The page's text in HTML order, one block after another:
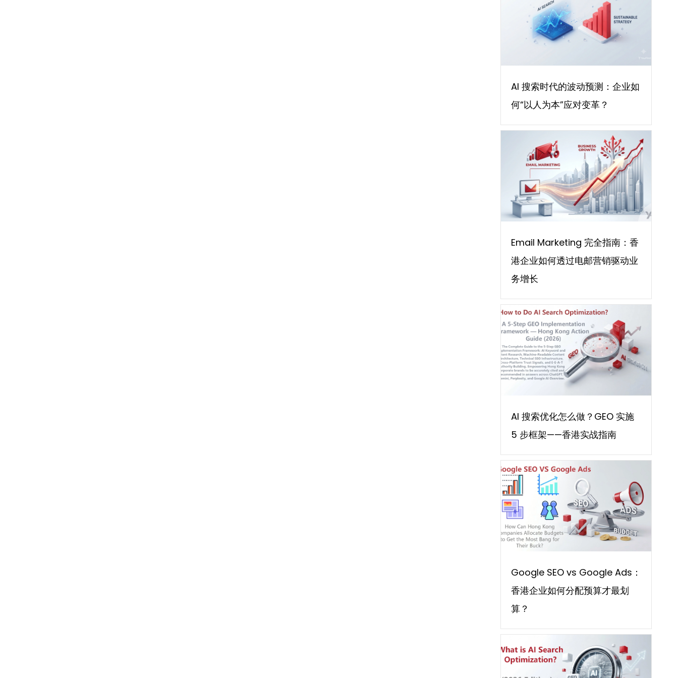
AI 搜索时代的波动预测：企业如
何“以人为本”应对变革？
Email Marketing 完全指南：香
港企业如何透过电邮营销驱动业
务增长
AI 搜索优化怎么做？GEO 实施
5 步框架——香港实战指南
Google SEO vs Google Ads：
香港企业如何分配预算才最划
算？